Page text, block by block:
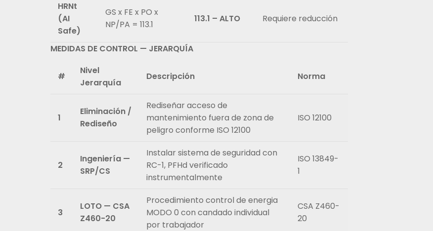
HRNt
(AI
Safe)
GS x FE x PO x
NP/PA = 113.1
113.1 – ALTO Requiere reducción
MEDIDAS DE CONTROL — JERARQUÍA
#
Nivel
Jerarquía
Descripción Norma
1
Eliminación /
Rediseño
Rediseñar acceso de
mantenimiento fuera de zona de
peligro conforme ISO 12100
ISO 12100
2
Ingeniería —
SRP/CS
Instalar sistema de seguridad con
RC-1, PFHd verificado
instrumentalmente
ISO 13849-
1
3
LOTO — CSA
Z460-20
Procedimiento control de energia
MODO 0 con candado individual
por trabajador
CSA Z460-
20